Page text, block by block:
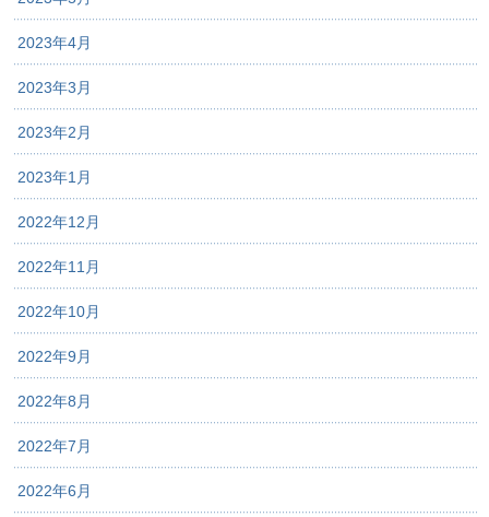
2023年4月
2023年3月
2023年2月
2023年1月
2022年12月
2022年11月
2022年10月
2022年9月
2022年8月
2022年7月
2022年6月